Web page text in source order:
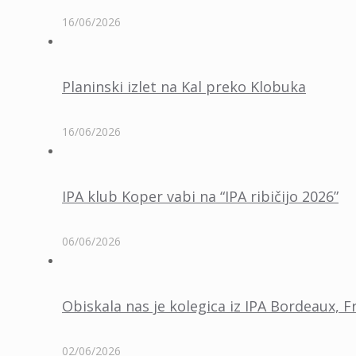
16/06/2026
Planinski izlet na Kal preko Klobuka
16/06/2026
IPA klub Koper vabi na “IPA ribičijo 2026”
06/06/2026
Obiskala nas je kolegica iz IPA Bordeaux,
02/06/2026